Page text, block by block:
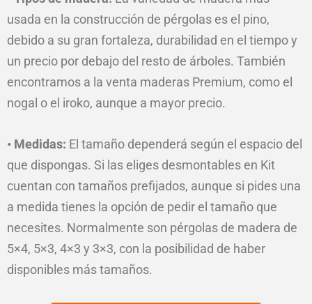
usada en la construcción de pérgolas es el pino,
debido a su gran fortaleza, durabilidad en el tiempo y
un precio por debajo del resto de árboles. También
encontramos a la venta maderas Premium, como el
nogal o el iroko, aunque a mayor precio.
• Medidas: El tamaño dependerá según el espacio del
que dispongas. Si las eliges desmontables en Kit
cuentan con tamaños prefijados, aunque si pides una
a medida tienes la opción de pedir el tamaño que
necesites. Normalmente son pérgolas de madera de
5×4, 5×3, 4×3 y 3×3, con la posibilidad de haber
disponibles más tamaños.